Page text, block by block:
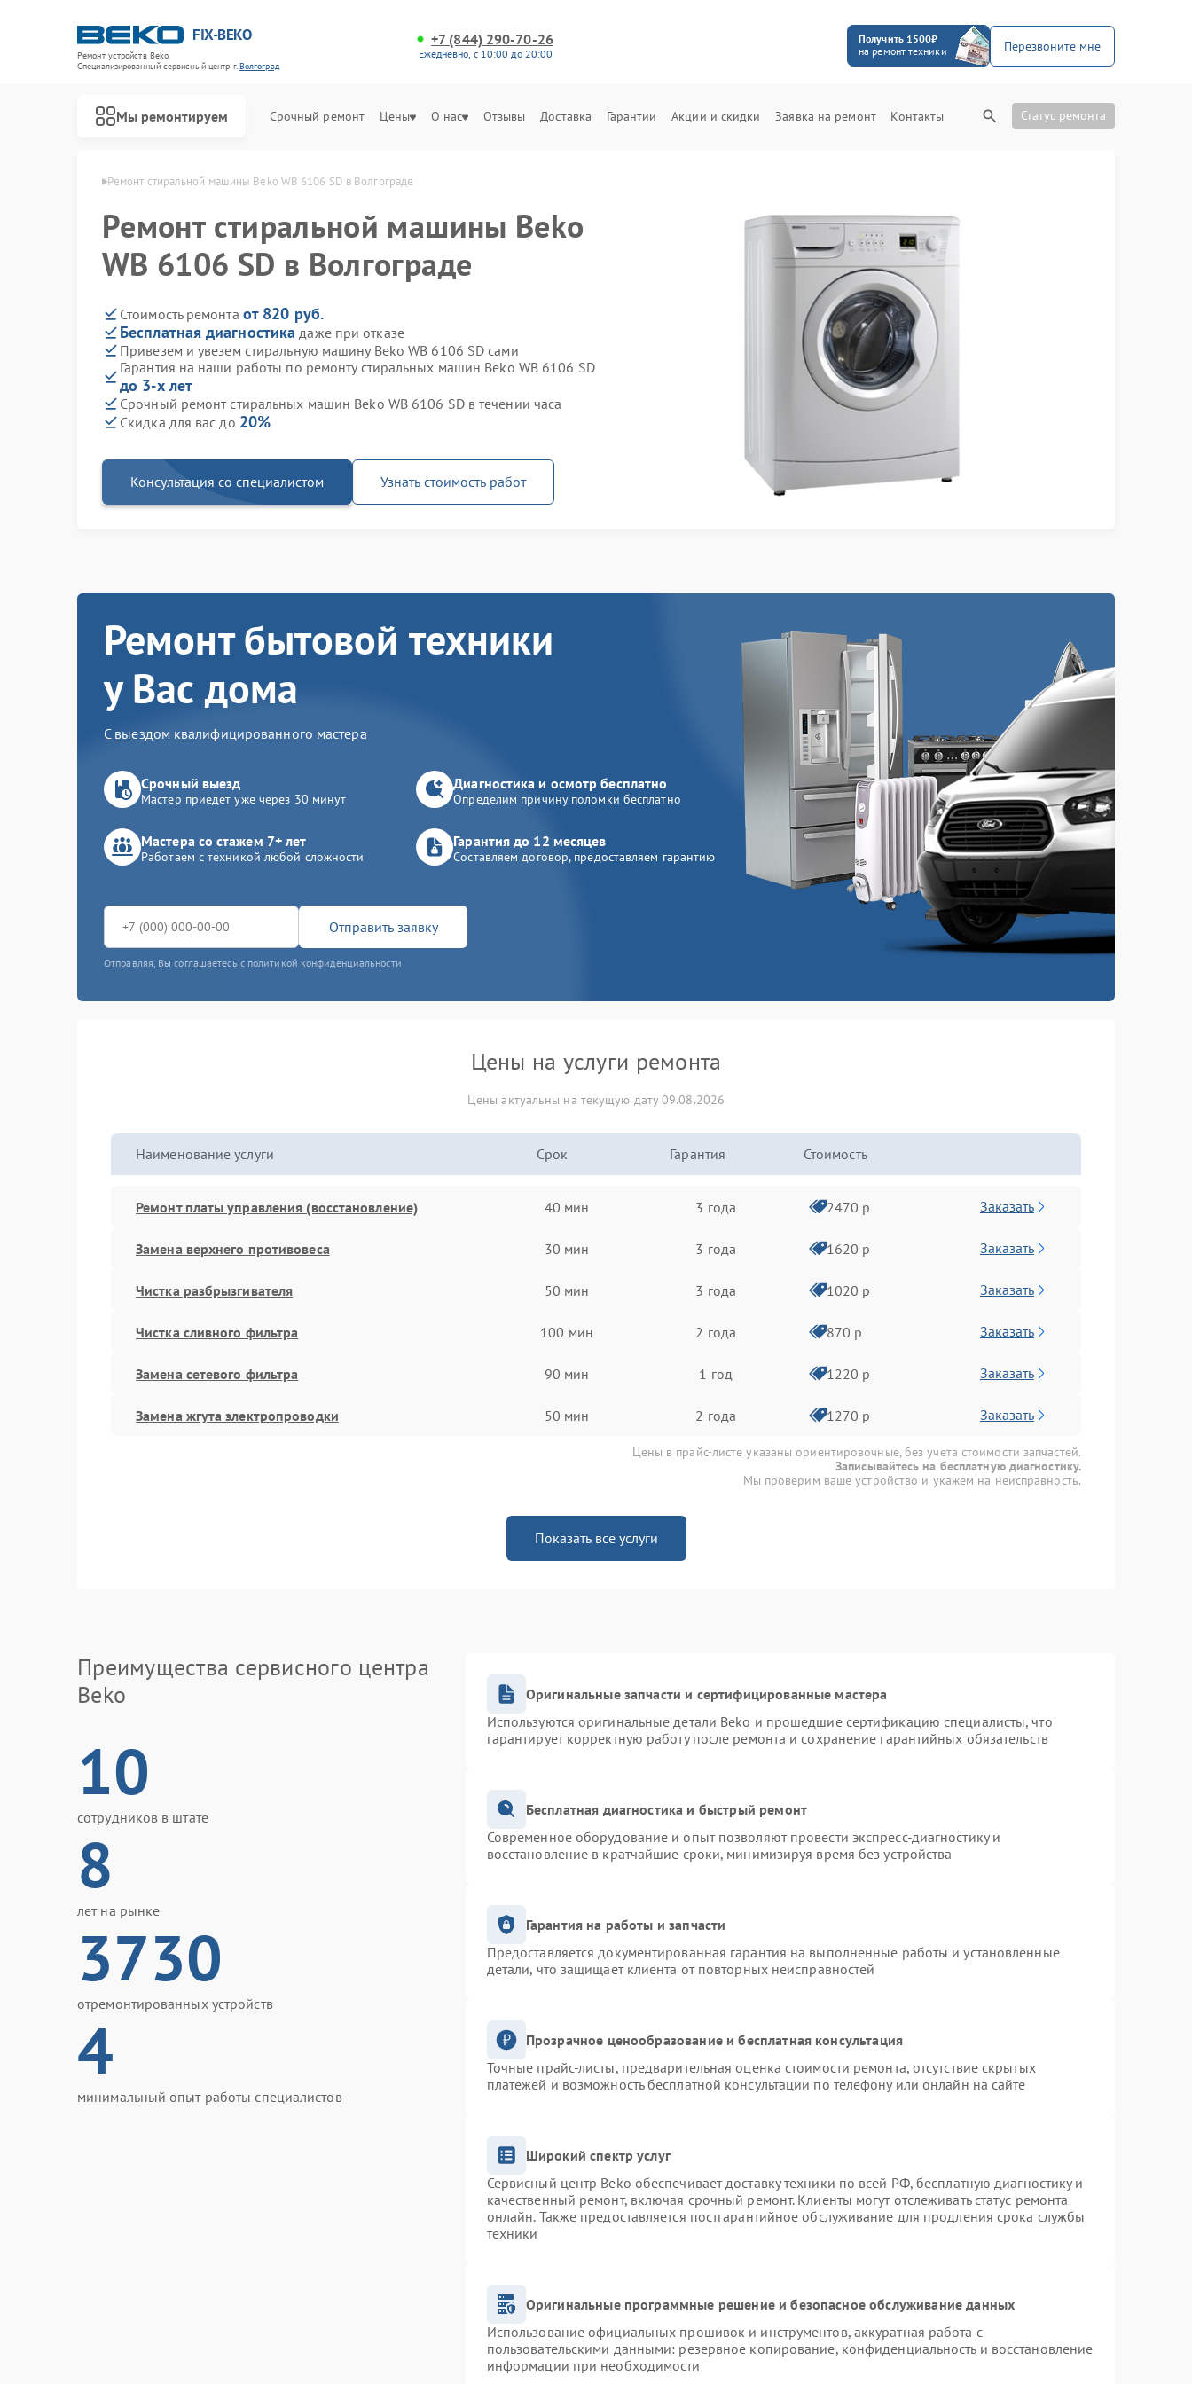
FIX-BEKO
Ремонт устройств Beko
Специализированный cервисный центр г.Волгоград
+7 (844) 290-70-26
Ежедневно, с 10:00 до 20:00
Получить 1500₽
на ремонт техники
Перезвоните мне
Мы ремонтируем Срочный ремонт Цены О нас Отзывы Доставка Гарантии Акции и скидки Заявка на ремонт Контакты Статус ремонта
Ремонт стиральной машины Beko WB 6106 SD в Волгограде
Ремонт стиральной машины Beko
WB 6106 SD в Волгограде
Стоимость ремонта от 820 руб.
Бесплатная диагностика даже при отказе
Привезем и увезем стиральную машину Beko WB 6106 SD сами
Гарантия на наши работы по ремонту стиральных машин Beko WB 6106 SD
до 3-х лет
Срочный ремонт стиральных машин Beko WB 6106 SD в течении часа
Скидка для вас до 20%
Консультация со специалистом Узнать стоимость работ
Ремонт бытовой техники
у Вас дома
С выездом квалифицированного мастера
Срочный выезд
Мастер приедет уже через 30 минут
Диагностика и осмотр бесплатно
Определим причину поломки бесплатно
Мастера со стажем 7+ лет
Работаем с техникой любой сложности
Гарантия до 12 месяцев
Составляем договор, предоставляем гарантию
Отправить заявку
Отправляя, Вы соглашаетесь с политикой конфиденциальности
Цены на услуги ремонта
Цены актуальны на текущую дату 09.08.2026
Наименование услуги Срок Гарантия Стоимость
Ремонт платы управления (восстановление) 40 мин 3 года 2470 р Заказать
Замена верхнего противовеса 30 мин 3 года 1620 р Заказать
Чистка разбрызгивателя 50 мин 3 года 1020 р Заказать
Чистка сливного фильтра 100 мин 2 года 870 р Заказать
Замена сетевого фильтра 90 мин 1 год 1220 р Заказать
Замена жгута электропроводки 50 мин 2 года 1270 р Заказать
Цены в прайс-листе указаны ориентировочные, без учета стоимости запчастей.
Записывайтесь на бесплатную диагностику.
Мы проверим ваше устройство и укажем на неисправность.
Показать все услуги
Преимущества сервисного центра
Beko
10
сотрудников в штате
8
лет на рынке
3730
отремонтированных устройств
4
минимальный опыт работы специалистов
Оригинальные запчасти и сертифицированные мастера
Используются оригинальные детали Beko и прошедшие сертификацию специалисты, что
гарантирует корректную работу после ремонта и сохранение гарантийных обязательств
Бесплатная диагностика и быстрый ремонт
Современное оборудование и опыт позволяют провести экспресс-диагностику и
восстановление в кратчайшие сроки, минимизируя время без устройства
Гарантия на работы и запчасти
Предоставляется документированная гарантия на выполненные работы и установленные
детали, что защищает клиента от повторных неисправностей
Прозрачное ценообразование и бесплатная консультация
Точные прайс-листы, предварительная оценка стоимости ремонта, отсутствие скрытых
платежей и возможность бесплатной консультации по телефону или онлайн на сайте
Широкий спектр услуг
Сервисный центр Beko обеспечивает доставку техники по всей РФ, бесплатную диагностику и
качественный ремонт, включая срочный ремонт. Клиенты могут отслеживать статус ремонта
онлайн. Также предоставляется постгарантийное обслуживание для продления срока службы
техники
Оригинальные программные решение и безопасное обслуживание данных
Использование официальных прошивок и инструментов, аккуратная работа с
пользовательскими данными: резервное копирование, конфиденциальность и восстановление
информации при необходимости